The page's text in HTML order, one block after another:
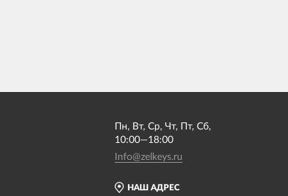
НАШ АДРЕС
Пн, Вт, Ср, Чт, Пт, Сб,
10:00—18:00
Info@zelkeys.ru